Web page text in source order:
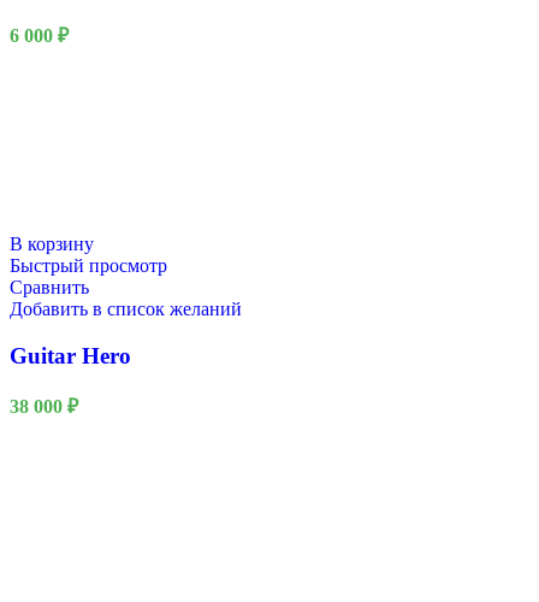
6 000 ₽
В корзину
Быстрый просмотр
Сравнить
Добавить в список желаний
Guitar Hero
38 000 ₽